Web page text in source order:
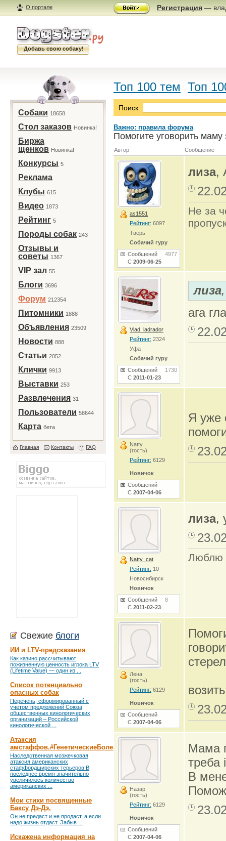
О портале Регистрация —
Добавь свою собаку!
Собаки 18658
Стол заказов Новинка!
Биржа
щенков Новинка!
Конкурсы 5
Реклама
Клубы 615
Видео 1873
Рейтинг 5
Породы собак 243
Отзывы и
советы 1367
VIP зал 55
Блоги 3696
Форум 212354
Питомники 1888
Объявления 23509
Новости 888
Статьи 2052
Клички 9913
Выставки 253
Развлечения 31
Пользователи 58644
Карта бета
Главная Контакты FAQ
Свежие блоги
ИИ и LTV-предсказания
Как казино рассчитывают
пожизненную ценность игрока LTV
(Lifetime Value) — один из ...
Список потенциально
опасных собак
Перечень, сформированный с
учетом предложений Союза
общественных кинологических
организаций – Российской
кинологической ...
Атаксия
амстаффов.#ГенетическиеБолезни
Наследственная мозжечковая
атаксия американских
стаффордширских терьеров.В
последнее время значительно
увеличилось количество
американских ...
Мои стихи посвященные
Баксу Дэ-Дэ.
Он не предаст и не продаст, а если
надо жизнь отдаст. Забыв ...
Искажена информация на
Топ 100 тем Топ
Поиск
Важно: правила форума
Помогите уговорить маму
Автор Сообщение
as1551
Рейтинг: 6097
Тверь
Собачий гуру
Сообщений 4977
С 2009-06-25
лиза,
Не за
Vlad_ladrador
Рейтинг: 2324
Уфа
Собачий гуру
Сообщений 1730
С 2011-01-23
лиза
ага
Natty
(гость)
Рейтинг: 6129
Новичок
Сообщений
С 2007-04-06
Я уже
Natty_cat
Рейтинг: 10
Новосибирск
Новичок
Сообщений 8
С 2011-02-23
лиза,
Люблю
Лена
(гость)
Рейтинг: 6129
Новичок
Сообщений
С 2007-04-06
Назар
(гость)
Рейтинг: 6129
Новичок
Сообщений
С 2007-04-06
Мама
треба
В